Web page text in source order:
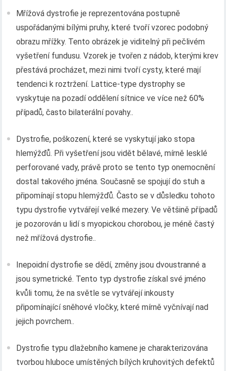
Mřížová dystrofie je reprezentována postupně
uspořádanými bílými pruhy, které tvoří vzorec podobný
obrazu mřížky. Tento obrázek je viditelný při pečlivém
vyšetření fundusu. Vzorek je tvořen z nádob, kterými krev
přestává procházet, mezi nimi tvoří cysty, které mají
tendenci k roztržení. Lattice-type dystrophy se
vyskytuje na pozadí oddělení sítnice ve více než 60%
případů, často bilaterální povahy..
Dystrofie, poškození, které se vyskytují jako stopa
hlemýžďů. Při vyšetření jsou vidět bělavé, mírně lesklé
perforované vady, právě proto se tento typ onemocnění
dostal takového jména. Současně se spojují do stuh a
připomínají stopu hlemýžďů. Často se v důsledku tohoto
typu dystrofie vytvářejí velké mezery. Ve většině případů
je pozorován u lidí s myopickou chorobou, je méně častý
než mřížová dystrofie..
Inepoidní dystrofie se dědí, změny jsou dvoustranné a
jsou symetrické. Tento typ dystrofie získal své jméno
kvůli tomu, že na světle se vytvářejí inkousty
připomínající sněhové vločky, které mírně vyčnívají nad
jejich povrchem..
Dystrofie typu dlažebního kamene je charakterizována
tvorbou hluboce umístěných bílých kruhovitých defektů